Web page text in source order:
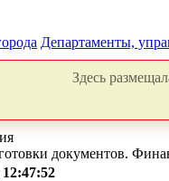
Департаменты,
Здесь
документов.